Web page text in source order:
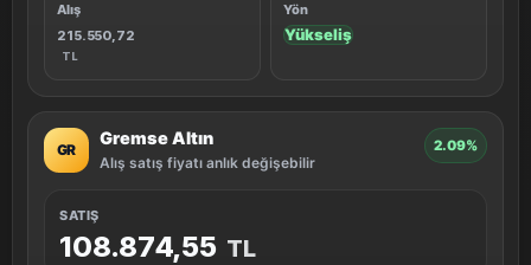
Alış
215.550,72
TL
Yön
Yükseliş
GR
Gremse Altın
Alış satış fiyatı anlık değişebilir
2.09%
SATIŞ
108.874,55 TL